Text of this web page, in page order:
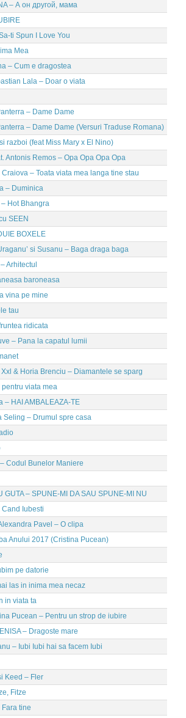
– А он другой, мама
ti Spun I Love You
Mea
– Cum e dragostea
Lala – Doar o viata
– Dame Dame
– Dame Dame (Versuri Traduse Romana)
razboi (feat Miss Mary x El Nino)
Antonis Remos – Opa Opa Opa Opa
– Toata viata mea langa tine stau
– Duminica
Hot Bhangra
SEEN
BOXELE
si Susanu – Baga draga baga
Arhitectul
baroneasa
vina pe mine
tau
ridicata
– Pana la capatul lumii
& Horia Brenciu – Diamantele se sparg
viata mea
– HAI AMBALEAZA-TE
Seling – Drumul spre casa
Codul Bunelor Maniere
GUTA – SPUNE-MI DA SAU SPUNE-MI NU
Cand Iubesti
Pavel – O clipa
Anului 2017 (Cristina Pucean)
pe datorie
las in inima mea necaz
in viata ta
Pucean – Pentru un strop de iubire
– Dragoste mare
– Iubi Iubi hai sa facem Iubi
Keed – Fler
Fitze
tine